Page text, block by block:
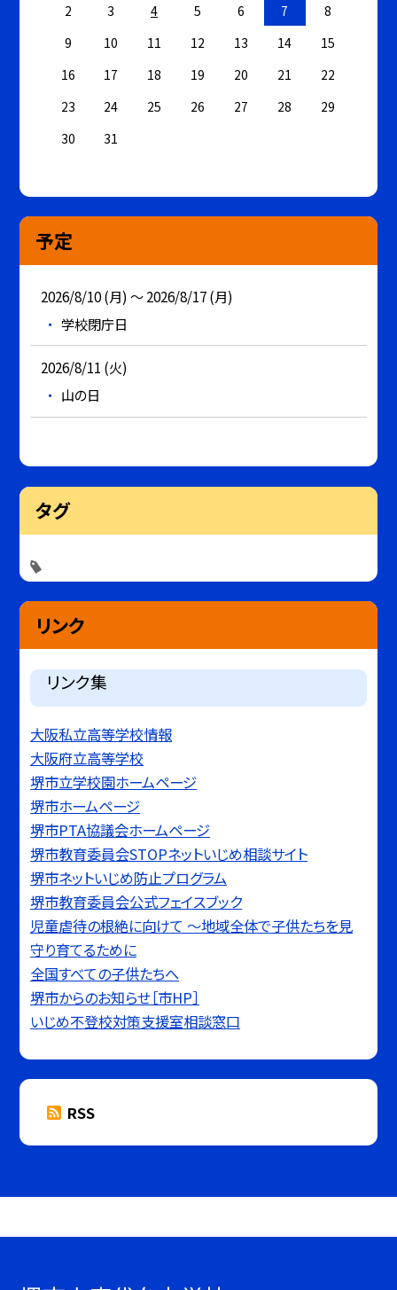
2
3 4 5 6 7
8
9
10 11 12 13 14
15
16
17 18 19 20 21
22
23
24 25 26 27 28
29
30
31
予定
2026/8/10 (月) ～ 2026/8/17 (月)
学校閉庁日
2026/8/11 (火)
山の日
タグ
リンク
リンク集
大阪私立高等学校情報
大阪府立高等学校
堺市立学校園ホームページ
堺市ホームページ
堺市PTA協議会ホームページ
堺市教育委員会STOPネットいじめ相談サイト
堺市ネットいじめ防止プログラム
堺市教育委員会公式フェイスブック
児童虐待の根絶に向けて 〜地域全体で子供たちを見
守り育てるために
全国すべての子供たちへ
堺市からのお知らせ［市HP］
いじめ不登校対策支援室相談窓口
RSS